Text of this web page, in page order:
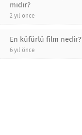
mıdır?
2 yıl önce
En küfürlü film nedir?
6 yıl önce